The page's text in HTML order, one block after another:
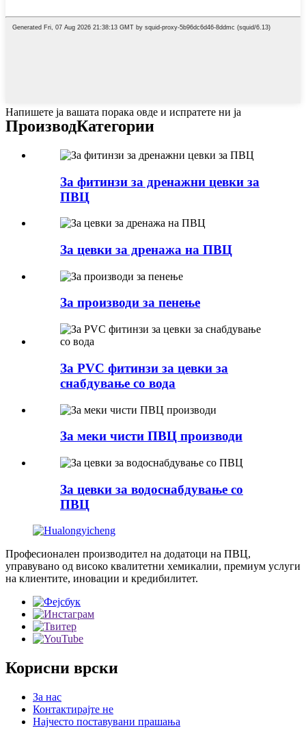
Напишете ја вашата порака овде и испратете ни ја
ПроизводКатегории
За фитинзи за дренажни цевки за
ПВЦ
За цевки за дренажа на ПВЦ
За производи за пенење
За PVC фитинзи за цевки за
снабдување со вода
За меки чисти ПВЦ производи
За цевки за водоснабдување со
ПВЦ
Професионален производител на додатоци на ПВЦ,
управувано од високо квалитетни хемикалии, премиум услуги
на клиентите, иновации и кредибилитет.
Корисни врски
За нас
Контактирајте не
Најчесто поставувани прашања